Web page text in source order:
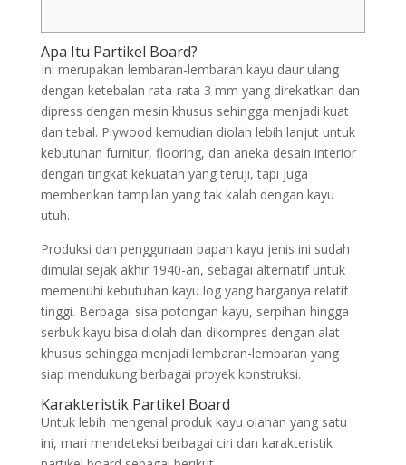
Apa Itu Partikel Board?
Ini merupakan lembaran-lembaran kayu daur ulang
dengan ketebalan rata-rata 3 mm yang direkatkan dan
dipress dengan mesin khusus sehingga menjadi kuat
dan tebal. Plywood kemudian diolah lebih lanjut untuk
kebutuhan furnitur, flooring, dan aneka desain interior
dengan tingkat kekuatan yang teruji, tapi juga
memberikan tampilan yang tak kalah dengan kayu
utuh.
Produksi dan penggunaan papan kayu jenis ini sudah
dimulai sejak akhir 1940-an, sebagai alternatif untuk
memenuhi kebutuhan kayu log yang harganya relatif
tinggi. Berbagai sisa potongan kayu, serpihan hingga
serbuk kayu bisa diolah dan dikompres dengan alat
khusus sehingga menjadi lembaran-lembaran yang
siap mendukung berbagai proyek konstruksi.
Karakteristik Partikel Board
Untuk lebih mengenal produk kayu olahan yang satu
ini, mari mendeteksi berbagai ciri dan karakteristik